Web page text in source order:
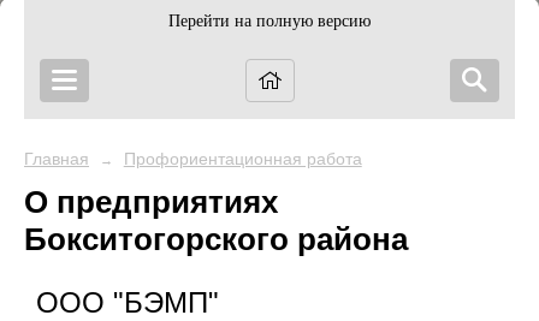
Перейти на полную версию
Главная → Профориентационная работа
О предприятиях
Бокситогорского района
ООО "БЭМП"